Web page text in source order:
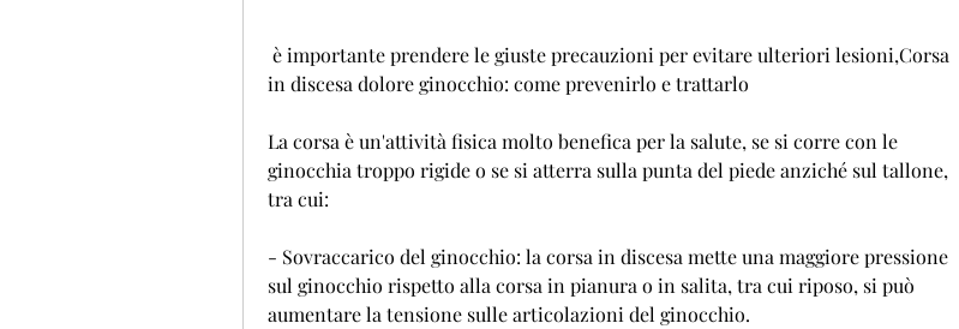
in discesa dolore ginocchio: come prevenirlo e trattarlo
La corsa è un'attività fisica molto benefica per la salute, se si corre con le
ginocchia troppo rigide o se si atterra sulla punta del piede anziché sul tallone,
tra cui:
- Sovraccarico del ginocchio: la corsa in discesa mette una maggiore pressione
sul ginocchio rispetto alla corsa in pianura o in salita, tra cui riposo, si può
aumentare la tensione sulle articolazioni del ginocchio.